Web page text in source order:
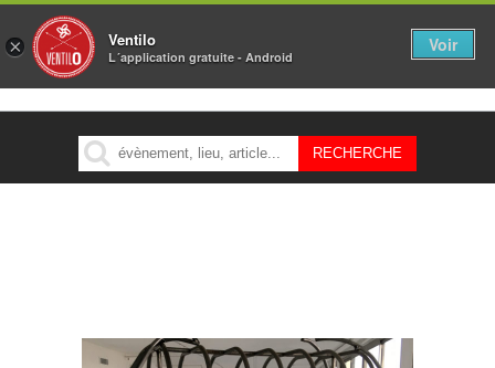
MENU
× Ventilo
L´application gratuite - Android
Voir